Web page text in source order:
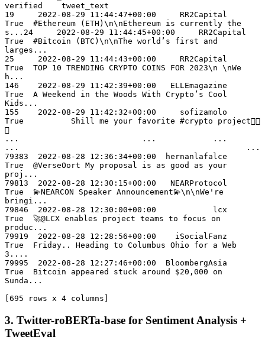
verified    tweet_text
19     2022-08-29 11:44:47+00:00     RR2Capital
True  #Ethereum (ETH)\n\nEthereum is currently the
s...24     2022-08-29 11:44:45+00:00     RR2Capital
True  #Bitcoin (BTC)\n\nThe world’s first and
larges...
25     2022-08-29 11:44:43+00:00     RR2Capital
True  TOP 10 TRENDING CRYPTO COINS FOR 2023\n \nWe
h...
146    2022-08-29 11:42:39+00:00   ELLEmagazine
True  A Weekend in the Woods With Crypto’s Cool
Kids...
155    2022-08-29 11:42:32+00:00     sofizamolo
True          Shill me your favorite #crypto project👇🏻
🤩
...                          ...            ...
...                                                ...
79383  2022-08-28 12:36:34+00:00  hernanlafalce
True  @VerseOort My proposal is as good as your
proj...
79813  2022-08-28 12:30:15+00:00   NEARProtocol
True  💫NEARCON Speaker Announcement💫\n\nWe're
bringi...
79846  2022-08-28 12:30:00+00:00            lcx
True  🚀@LCX enables project teams to focus on
produc...
79919  2022-08-28 12:28:56+00:00    iSocialFanz
True  Friday.. Heading to Columbus Ohio for a Web
3....
79995  2022-08-28 12:27:46+00:00  BloombergAsia
True  Bitcoin appeared stuck around $20,000 on
Sunda...
[695 rows x 4 columns]
3. Twitter-roBERTa-base for Sentiment Analysis +
TweetEval